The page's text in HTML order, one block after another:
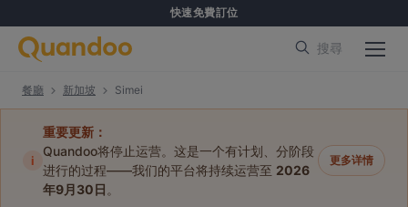
快速免費訂位
搜尋
餐廳 新加坡 Simei
i
重要更新：
Quandoo将停止运营。这是一个有计划、分阶段
进行的过程——我们的平台将持续运营至 2026
年9月30日 。
更多详情